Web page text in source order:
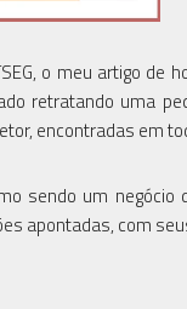
o meu artigo
retratando uma
encontradas em
sendo um
apontadas, com